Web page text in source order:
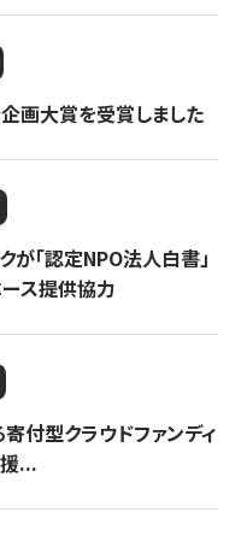
画大賞を受賞しました
「認定NPO法人白書」
ス提供協力
付型クラウドファンディ
...